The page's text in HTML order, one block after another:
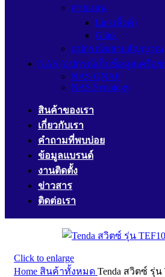
สายแลน
Link(ลิ้งค์)
Glink
อุปกรณ์ขยายสัญญาณ
NAS (อุปกรณ์เก็บข้อมูลเครือข่
NAS QNAP
NAS Synology
สินค้าของเรา
เกี่ยวกับเรา
คำถามที่พบบ่อย
ข้อมูลแบรนด์
งานติดตั้ง
ข่าวสาร
ติดต่อเรา
Click to enlarge
Home สินค้าทั้งหมด Tenda สวิตซ์ รุ่น